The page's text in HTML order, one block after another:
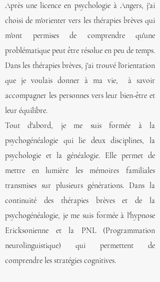
Après une licence en psychologie à Angers, j'ai
choisi de m'orienter vers les thérapies brèves qui
m'ont permises de comprendre qu'une
problématique peut être résolue en peu de temps.
Dans les thérapies brèves, j'ai trouvé l'orientation
que je voulais donner à ma vie, à savoir
accompagner les personnes vers leur bien-être et
leur équilibre.
Tout d'abord, je me suis formée à la
psychogénéalogie qui lie deux disciplines, la
psychologie et la généalogie. Elle permet de
mettre en lumière les mémoires familiales
transmises sur plusieurs générations.Dans la
continuité des thérapies brèves et de la
psychogénéalogie, je me suis formée à l'hypnose
Ericksonienne et la PNL (Programmation
neurolinguistique) qui permettent de
comprendre les stratégies cognitives.